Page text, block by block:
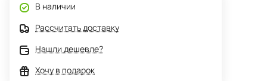
В наличии
Рассчитать доставку
Нашли дешевле?
Хочу в подарок